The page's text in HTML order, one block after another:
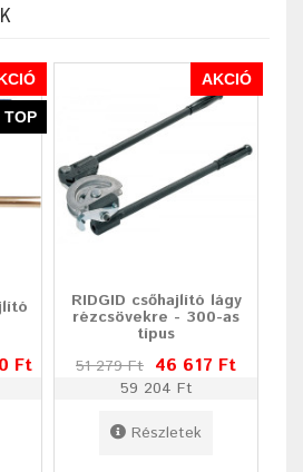
TOP
Ft
AKCIÓ
RIDGID csőhajlító lágy
rézcsövekre - 300-as
típus
51 279 Ft 46 617 Ft
59 204 Ft
Részletek